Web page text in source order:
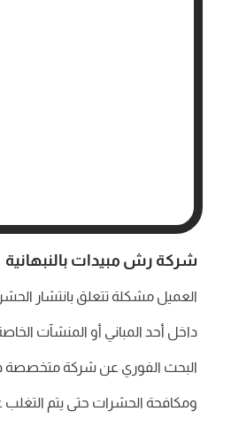
شركة رش مبيدات بالنبهانية
العميل مشكلة تتعلق بانتشار
داخل أحد المباني أو المنشآت
البحث الفوري عن شركة متخصصة
ومكافحة الحشرات حتى يتم